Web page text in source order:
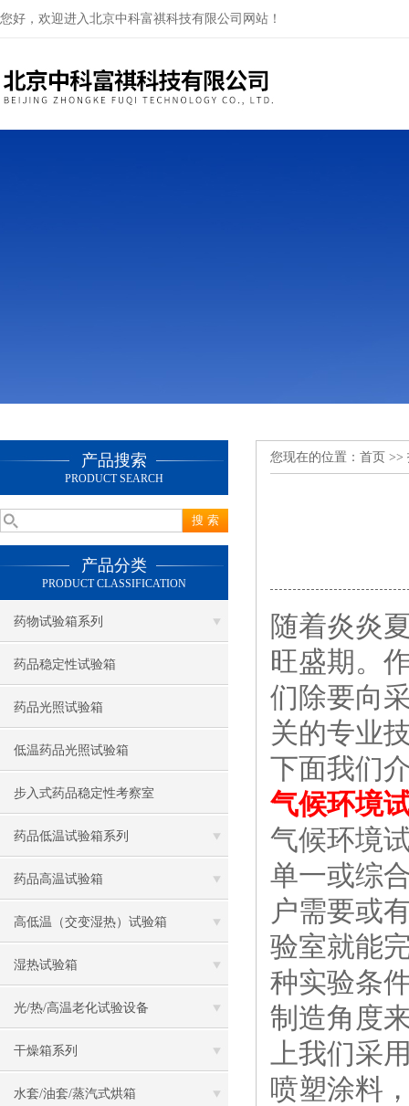
您好，欢迎进入北京中科富祺科技有限公司网站！
产品搜索
PRODUCT SEARCH
产品分类
PRODUCT CLASSIFICATION
药物试验箱系列
药品稳定性试验箱
药品光照试验箱
低温药品光照试验箱
步入式药品稳定性考察室
药品低温试验箱系列
药品高温试验箱
高低温（交变湿热）试验箱
湿热试验箱
光/热/高温老化试验设备
干燥箱系列
水套/油套/蒸汽式烘箱
您现在的位置： 首页 >>
随着炎炎
旺盛期。
们除要向
关的专业
下面我们
气候环境
气候环境
单一或综
户需要或
验室就能
种实验条
制造角度
上我们采
喷塑涂料